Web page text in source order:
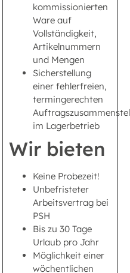
kommissionierten
Ware auf
Vollständigkeit,
Artikelnummern
und Mengen
Sicherstellung
einer fehlerfreien,
termingerechten
im Lagerbetrieb
Wir bieten
Keine Probezeit!
Unbefristeter
Arbeitsvertrag bei
PSH
Bis zu 30 Tage
Urlaub pro Jahr
Möglichkeit einer
wöchentlichen